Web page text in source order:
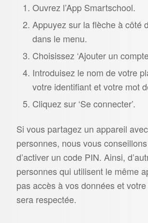
Ouvrez l’App Smartschool.
Appuyez sur la flèche à côté
dans le menu.
Choisissez ‘Ajouter un
Introduisez le nom de votre
votre identifiant et votre mot
Cliquez sur ‘Se connecter’.
Si vous partagez un appareil
personnes, nous vous
d’activer un code PIN. Ainsi,
personnes qui utilisent le même
pas accès à vos données et
sera respectée.